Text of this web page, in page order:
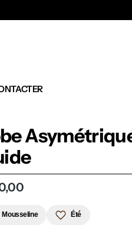
Mousseline Été